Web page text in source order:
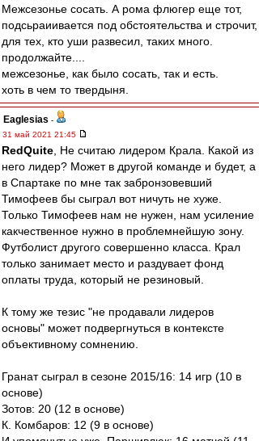
Межсезонье сосать. А рома флюгер еще тот,
подсьраиивается под обстоятельства и строчит,
для тех, кто уши развесил, таких много.
продолжайте....
межсезонье, как было сосать, так и есть.
хоть в чем то твердыня.
Eaglesias -
31 май 2021 21:45
RedQuite , Не считаю лидером Крала. Какой из
него лидер? Может в другой команде и будет, а
в Спартаке по мне так забронзовевший
Тимофеев бы сыграл вот ничуть не хуже.
Только Тимофеев нам не нужен, нам усиление
какчественное нужно в проблемнейшую зону.
Футболист другого совершенно класса. Крал
только занимает место и раздувает фонд
оплаты труда, который не резиновый.
К тому же тезис "не продавали лидеров
основы" может подвергнуться в контексте
объективному сомнению.
Гранат сыграл в сезоне 2015/16: 14 игр (10 в
основе)
Зотов: 20 (12 в основе)
К. Комбаров: 12 (9 в основе)